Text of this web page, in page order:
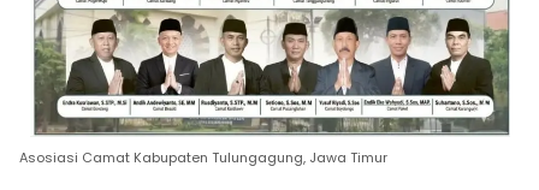
Asosiasi Camat Kabupaten Tulungagung, Jawa Timur